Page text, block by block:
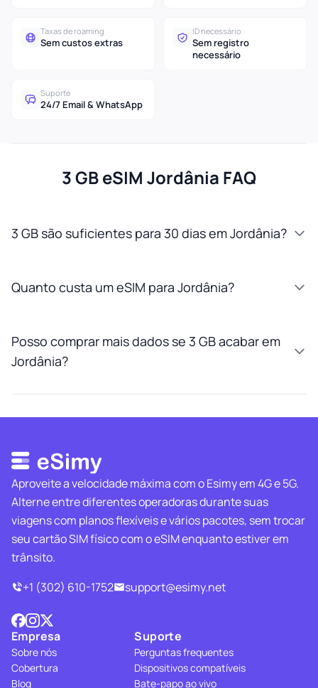
Taxas de roaming
Sem custos extras
ID necessário
Sem registro
necessário
Suporte
24/7 Email & WhatsApp
3 GB eSIM Jordânia FAQ
3 GB são suficientes para 30 dias em Jordânia?
Quanto custa um eSIM para Jordânia?
Posso comprar mais dados se 3 GB acabar em
Jordânia?
Aproveite a velocidade máxima com o Esimy em 4G e 5G.
Alterne entre diferentes operadoras durante suas
viagens com planos flexíveis e vários pacotes, sem trocar
seu cartão SIM físico com o eSIM enquanto estiver em
trânsito.
+1 (302) 610-1752
support@esimy.net
Empresa
Sobre nós
Cobertura
Blog
Suporte
Perguntas frequentes
Dispositivos compatíveis
Bate-papo ao vivo